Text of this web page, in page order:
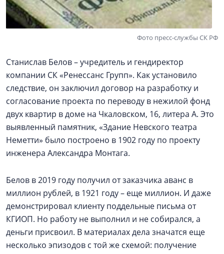
Фото пресс-службы СК РФ
Станислав Белов – учредитель и гендиректор
компании СК «Ренессанс Групп». Как установило
следствие, он заключил договор на разработку и
согласование проекта по переводу в нежилой фонд
двух квартир в доме на Чкаловском, 16, литера А. Это
выявленный памятник, «Здание Невского театра
Неметти» было построено в 1902 году по проекту
инженера Александра Монтага.
Белов в 2019 году получил от заказчика аванс в
миллион рублей, в 1921 году – еще миллион. И даже
демонстрировал клиенту поддельные письма от
КГИОП. Но работу не выполнил и не собирался, а
деньги присвоил. В материалах дела значатся еще
несколько эпизодов с той же схемой: получение